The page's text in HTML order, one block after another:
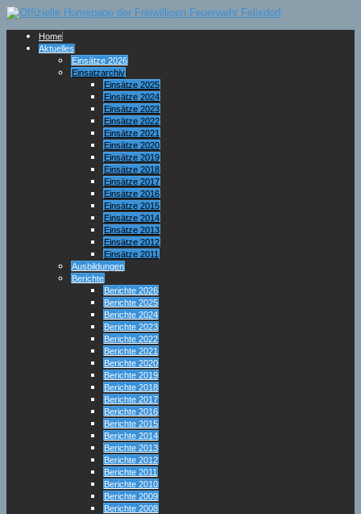
Home
Aktuelles
Einsätze 2026
Einsatzarchiv
Einsätze 2025
Einsätze 2024
Einsätze 2023
Einsätze 2022
Einsätze 2021
Einsätze 2020
Einsätze 2019
Einsätze 2018
Einsätze 2017
Einsätze 2016
Einsätze 2015
Einsätze 2014
Einsätze 2013
Einsätze 2012
Einsätze 2011
Ausbildungen
Berichte
Berichte 2026
Berichte 2025
Berichte 2024
Berichte 2023
Berichte 2022
Berichte 2021
Berichte 2020
Berichte 2019
Berichte 2018
Berichte 2017
Berichte 2016
Berichte 2015
Berichte 2014
Berichte 2013
Berichte 2012
Berichte 2011
Berichte 2010
Berichte 2009
Berichte 2008